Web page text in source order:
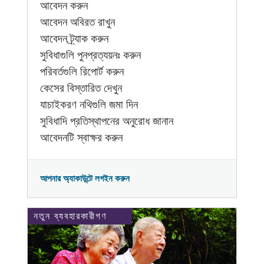
আবেদন করুন
আবেদন অবিরত রাখুন
আবেদন ট্র্যাক করুন
সুবিধাগুলি পুনপ্রত্যয়নঃ করুন
পরিবর্তগুলি রিপোর্ট করুন
কেসের বিস্তারিত দেখুন
যাচাইকরণ নথিগুলি জমা দিন
সুবিধাদি প্রতিস্থাপনের অনুরোধ জানান
আবেদনটি স্বাক্ষর করুন
আপনার অ্যাকাউন্টে লগইন করুন
নতুন ব্যবহারকারীগণ